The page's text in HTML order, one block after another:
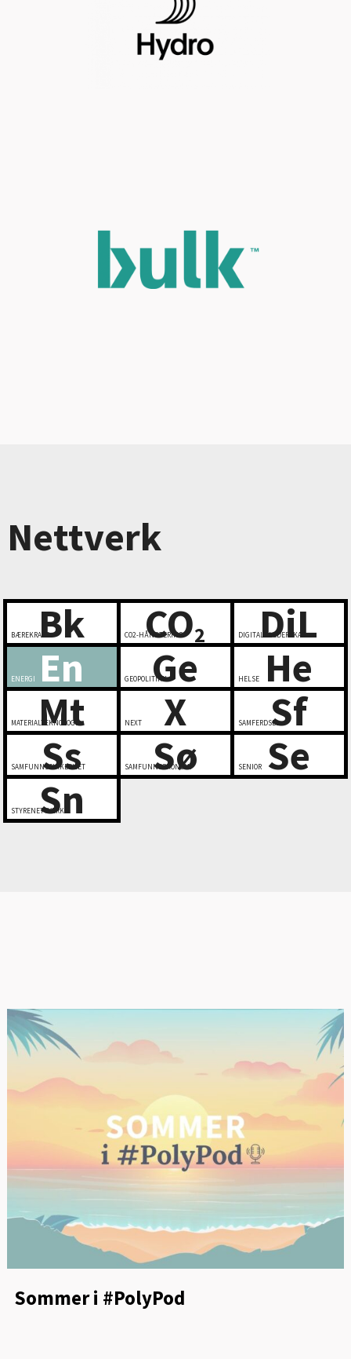
Nettverk
Bk
BÆREKRAFT CO2
CO2-HÅNDTERING DiL
DIGITALT LEDERSKAP
En
ENERGI Ge
GEOPOLITIKK He
HELSE
Mt
MATERIALTEKNOLOGI X
NEXT Sf
SAMFERDSEL
Ss
SAMFUNNSSIKKERHET Sø
SAMFUNNSØKONOMI Se
SENIOR
Sn
STYRENETTVERK
Sommer i #PolyPod